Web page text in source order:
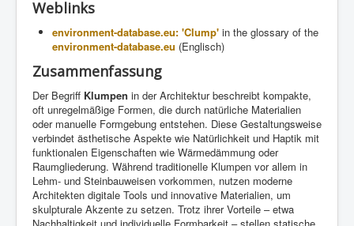
Weblinks
environment-database.eu: 'Clump' in the glossary of the
environment-database.eu (Englisch)
Zusammenfassung
Der Begriff Klumpen in der Architektur beschreibt kompakte,
oft unregelmäßige Formen, die durch natürliche Materialien
oder manuelle Formgebung entstehen. Diese Gestaltungsweise
verbindet ästhetische Aspekte wie Natürlichkeit und Haptik mit
funktionalen Eigenschaften wie Wärmedämmung oder
Raumgliederung. Während traditionelle Klumpen vor allem in
Lehm- und Steinbauweisen vorkommen, nutzen moderne
Architekten digitale Tools und innovative Materialien, um
skulpturale Akzente zu setzen. Trotz ihrer Vorteile – etwa
Nachhaltigkeit und individuelle Formbarkeit – stellen statische